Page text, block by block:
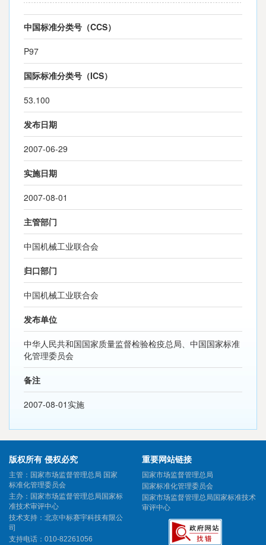
中国标准分类号（CCS）
P97
国际标准分类号（ICS）
53.100
发布日期
2007-06-29
实施日期
2007-08-01
主管部门
中国机械工业联合会
归口部门
中国机械工业联合会
发布单位
中华人民共和国国家质量监督检验检疫总局、中国国家标准
化管理委员会
备注
2007-08-01实施
版权所有 侵权必究
主管：国家市场监督管理总局 国家
标准化管理委员会
主办：国家市场监督管理总局国家标
准技术审评中心
技术支持：北京中标赛宇科技有限公
司
支持电话：010-82261056
重要网站链接
国家市场监督管理总局
国家标准化管理委员会
国家市场监督管理总局国家标准技术
审评中心